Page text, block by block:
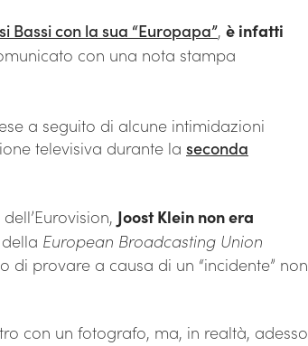
Bassi con la sua “Europapa”, è infatti
con una nota stampa
a seguito di alcune intimidazioni
televisiva durante la seconda
dell’Eurovision, Joost Klein non era
European Broadcasting Union
provare a causa di un “incidente” non
con un fotografo, ma, in realtà, adesso